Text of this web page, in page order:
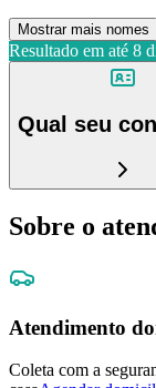
Mostrar mais nomes
Resultado em até 8
Qual seu
Sobre o
Atendimento
Coleta com a